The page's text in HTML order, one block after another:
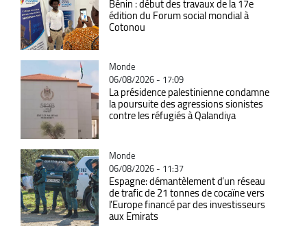
édition du Forum social mondial à
Cotonou
Catégorie
Monde
06/08/2026 - 17:09
La présidence palestinienne condamne
la poursuite des agressions sionistes
contre les réfugiés à Qalandiya
Catégorie
Monde
06/08/2026 - 11:37
Espagne: démantèlement d’un réseau
de trafic de 21 tonnes de cocaïne vers
l’Europe financé par des investisseurs
aux Emirats